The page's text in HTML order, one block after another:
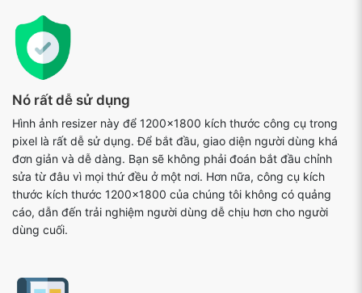
Nó rất dễ sử dụng
Hình ảnh resizer này để 1200x1800 kích thước công cụ trong
pixel là rất dễ sử dụng. Để bắt đầu, giao diện người dùng khá
đơn giản và dễ dàng. Bạn sẽ không phải đoán bắt đầu chỉnh
sửa từ đâu vì mọi thứ đều ở một nơi. Hơn nữa, công cụ kích
thước kích thước 1200x1800 của chúng tôi không có quảng
cáo, dẫn đến trải nghiệm người dùng dễ chịu hơn cho người
dùng cuối.